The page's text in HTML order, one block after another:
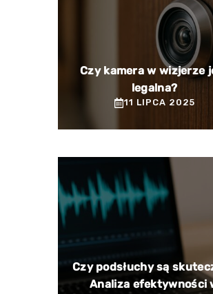
Czy kamera w wizjerze
legalna?
11 LIPCA 2025
Czy podsłuchy są
Analiza efektywności